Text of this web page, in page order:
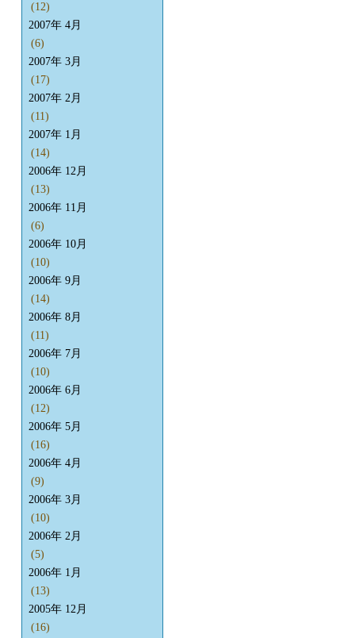
(12)
2007年 4月
(6)
2007年 3月
(17)
2007年 2月
(11)
2007年 1月
(14)
2006年 12月
(13)
2006年 11月
(6)
2006年 10月
(10)
2006年 9月
(14)
2006年 8月
(11)
2006年 7月
(10)
2006年 6月
(12)
2006年 5月
(16)
2006年 4月
(9)
2006年 3月
(10)
2006年 2月
(5)
2006年 1月
(13)
2005年 12月
(16)